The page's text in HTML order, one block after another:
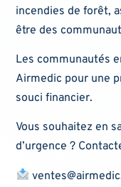
incendies de forêt,
être des
Les communautés
Airmedic pour une
souci financier.
Vous souhaitez en
d’urgence ?